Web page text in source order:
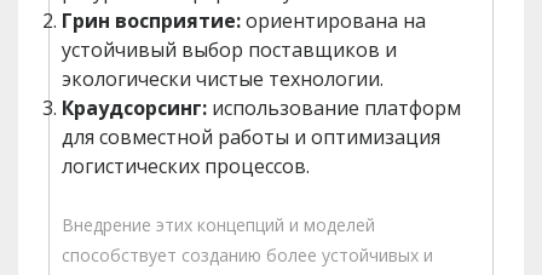
Грин восприятие:ориентирована на
устойчивый выбор поставщиков и
экологически чистые технологии.
Краудсорсинг: использование платформ
для совместной работы и оптимизация
логистических процессов.
Внедрение этих концепций и моделей
способствует созданию более устойчивых и